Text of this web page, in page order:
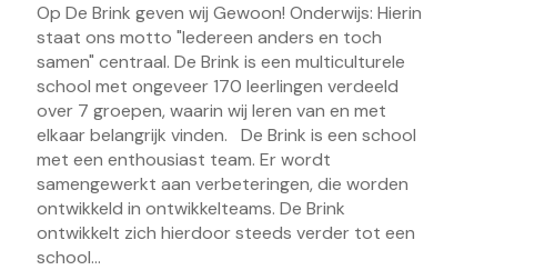
Op De Brink geven wij Gewoon! Onderwijs: Hierin
staat ons motto "Iedereen anders en toch
samen" centraal. De Brink is een multiculturele
school met ongeveer 170 leerlingen verdeeld
over 7 groepen, waarin wij leren van en met
elkaar belangrijk vinden. De Brink is een school
met een enthousiast team. Er wordt
samengewerkt aan verbeteringen, die worden
ontwikkeld in ontwikkelteams. De Brink
ontwikkelt zich hierdoor steeds verder tot een
school...